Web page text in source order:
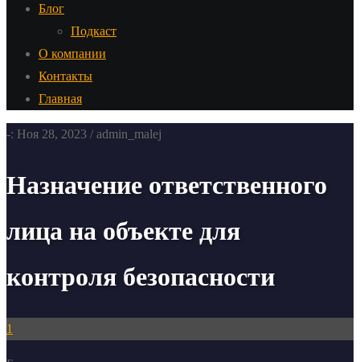
Блог
Подкаст
О компании
Контакты
Главная
-: Ноя 28, 2023 / admin_malej
Назначение ответственного
лица на объекте для
контроля безопасности
1